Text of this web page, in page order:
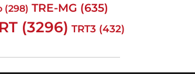
(298) TRE-MG (635)
(3296) TRT3 (432)